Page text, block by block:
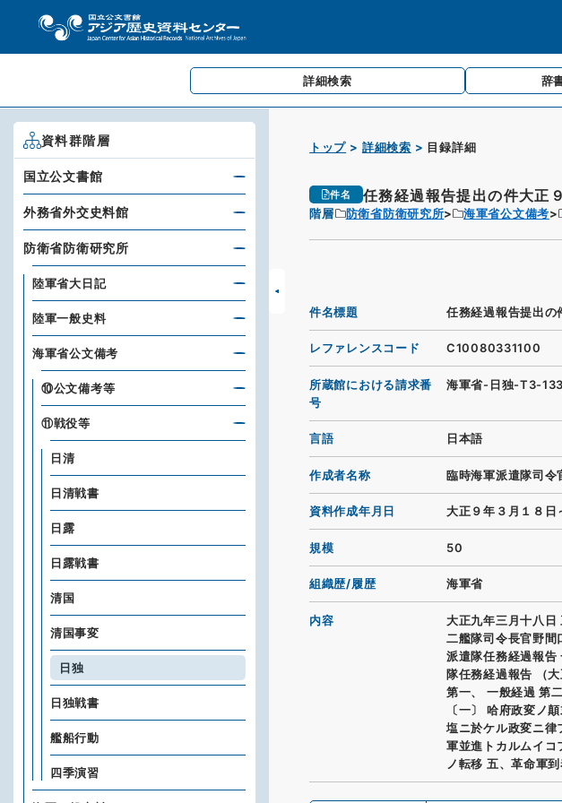
詳細検索 辞
トップ 詳細検索 目録詳細
件名 任務経過報告提出の件大正
階層 防衛省防衛研究所 海軍省公文備考
件名標題 任務経過報告提出の
レファレンスコード C10080331100
所蔵館における請求番
号
海軍省-日独-T3-133
言語 日本語
作成者名称 臨時海軍派遣隊司令
資料作成年月日 大正９年３月１８日
規模 50
組織歴/履歴 海軍省
内容
大正九年三月十八日
二艦隊司令長官野間
派遣隊任務経過報告
隊任務経過報告 （
第一、 一般経過 第
〔一〕 哈府政変ノ
塩ニ於ケル政変ニ律
軍並進トカルムイコ
ノ転移 五、革命軍
資料群階層
国立公文書館
外務省外交史料館
防衛省防衛研究所
陸軍省大日記
陸軍一般史料
海軍省公文備考
⑩公文備考等
⑪戦役等
日清
日清戦書
日露
日露戦書
清国
清国事変
日独
日独戦書
艦船行動
四季演習